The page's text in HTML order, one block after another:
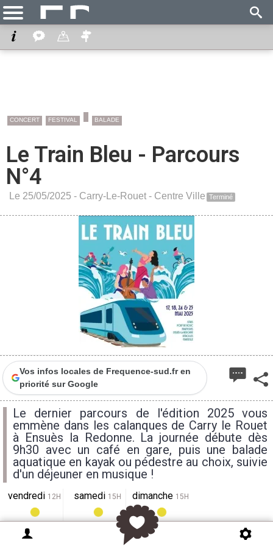
CONCERT FESTIVAL BALADE
Le Train Bleu - Parcours
N°4
Le 25/05/2025 - Carry-Le-Rouet - Centre Ville Terminé
Vos infos locales de Frequence-sud.fr en
priorité sur Google
Le dernier parcours de l'édition 2025 vous
emmène dans les calanques de Carry le Rouet
à Ensuès la Redonne. La journée débute dès
9h30 avec un café en gare, puis une balade
aquatique en kayak ou pédestre au choix, suivie
d'un déjeuner en musique !
vendredi 12H
35°
samedi 15H dimanche 15H
28°